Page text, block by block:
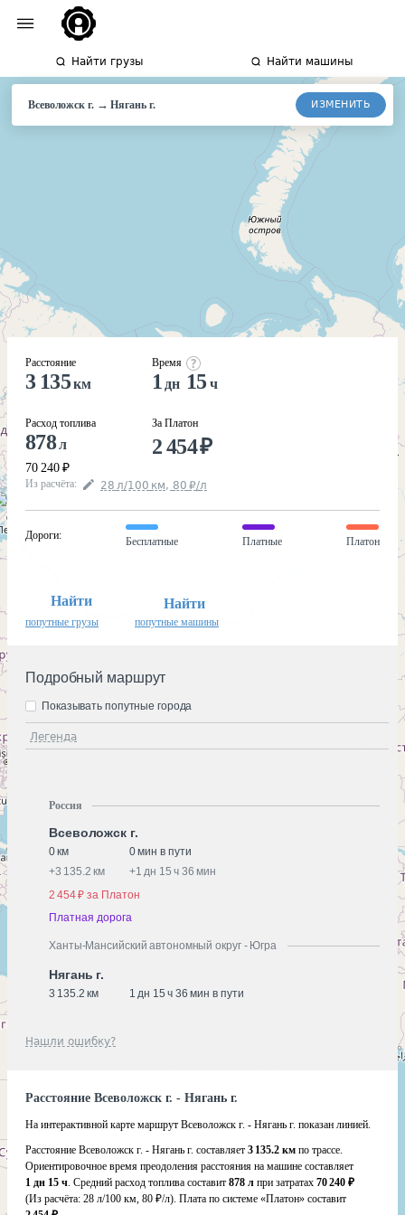
Найти грузы Найти машины
Всеволожск г.→Нягань г. ИЗМЕНИТЬ
Расстояние
3 135км
Расход топлива
878л
70 240 ₽
Время
1 дн 15 ч
За Платон
2 454₽
Из расчёта: 28 л/100 км, 80 ₽/л
Дороги:
Бесплатные Платные Платон
Найти
попутные грузы
Найти
попутные машины
Подробный маршрут
Легенда
Показывать попутные города
Россия
Всеволожск г.
0 км
0 мин в пути
+3 135.2 км +1 дн 15 ч 36 мин
2 454 ₽ за Платон
Платная дорога
Ханты-Мансийский автономный округ - Югра
Нягань г.
3 135.2 км 1 дн 15 ч 36 мин в пути
Нашли ошибку?
Расстояние Всеволожск г. - Нягань г.
На интерактивной карте маршрут Всеволожск г. - Нягань г. показан линией.
Расстояние Всеволожск г. - Нягань г. составляет 3 135.2 км по трассе.
Ориентировочное время преодоления расстояния на машине составляет
1 дн 15 ч. Средний расход топлива составит 878 л при затратах 70 240 ₽
(Из расчёта: 28 л/100 км, 80 ₽/л). Плата по системе «Платон» составит